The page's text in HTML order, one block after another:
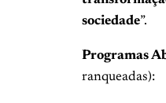
sociedade”.
Programas
ranqueadas):